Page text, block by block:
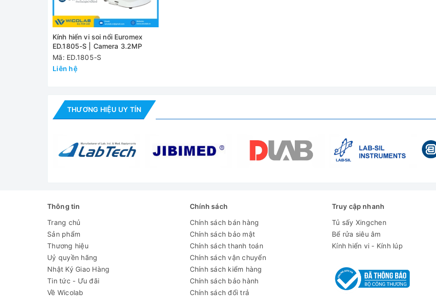
Khoảng cách điều chỉnh
Vật kính điều chỉnh
Chiều cao mẫu vật tối đa
adapter nối ngoài. Cường độ sáng có thể điều chỉnh
Đánh giá
Kính hiển vi soi nổi Euromex
ED.1805-S | Camera 3.2MP
Mã: ED.1805-S
Liên hệ
THƯƠNG HIỆU UY TÍN
Thông tin
Trang chủ
Sản phẩm
Thương hiệu
Uỷ quyền hãng
Nhật Ký Giao Hàng
Tin tức - Ưu đãi
Về Wicolab
Chính sách
Chính sách bán hàng
Chính sách bảo mật
Chính sách thanh toán
Chính sách vận chuyển
Chính sách kiểm hàng
Chính sách bảo hành
Chính sách đổi trả
Truy cập nhanh
Tủ sấy Xingchen
Bể rửa siêu âm
Kính hiển vi - Kính lúp